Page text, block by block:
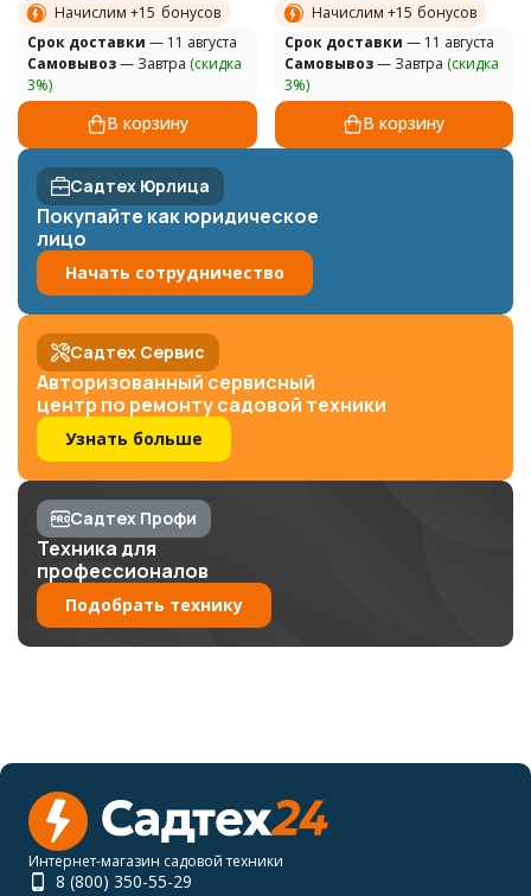
Начислим +15 бонусов
Cрок доставки — 11 августа
Самовывоз— Завтра (скидка
3%)
В корзину
Начислим +15 бонусов
Cрок доставки — 11 августа
Самовывоз— Завтра (скидка
3%)
В корзину
Садтех Юрлица
Покупайте как юридическое
лицо
Начать сотрудничество
Садтех Сервис
Авторизованный сервисный
центр по ремонту садовой техники
Узнать больше
Садтех Профи
Техника для
профессионалов
Подобрать технику
Интернет-магазин садовой техники
8 (800) 350-55-29